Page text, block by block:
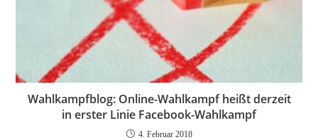
Wahlkampfblog: Online-Wahlkampf heißt derzeit
in erster Linie Facebook-Wahlkampf
4. Februar 2018